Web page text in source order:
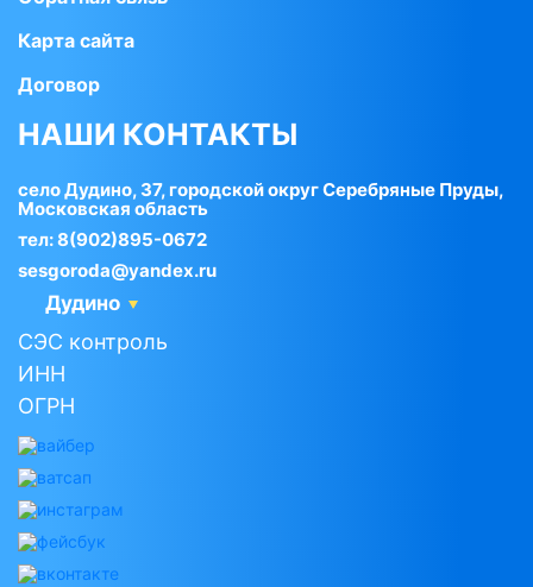
Карта сайта
Договор
НАШИ КОНТАКТЫ
село Дудино, 37, городской округ Серебряные Пруды,
Московская область
тел:8(902)895-0672
sesgoroda@yandex.ru
Дудино
СЭС контроль
ИНН
ОГРН